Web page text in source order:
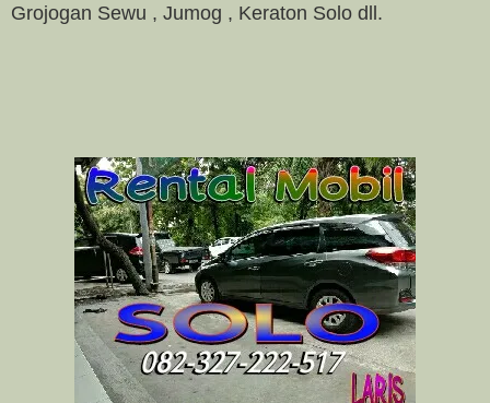
Grojogan Sewu , Jumog , Keraton Solo dll.